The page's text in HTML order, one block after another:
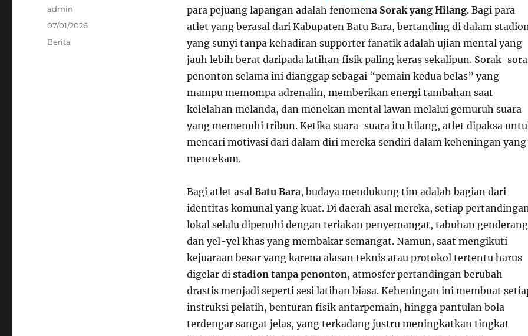
para pejuang lapangan adalah fenomena Sorak yang Hilang. Bagi para
atlet yang berasal dari Kabupaten Batu Bara, bertanding di dalam
yang sunyi tanpa kehadiran supporter fanatik adalah ujian mental yang
jauh lebih berat daripada latihan fisik paling keras sekalipun. Sorak-
penonton selama ini dianggap sebagai “pemain kedua belas” yang
mampu memompa adrenalin, memberikan energi tambahan saat
kelelahan melanda, dan menekan mental lawan melalui gemuruh suara
yang memenuhi tribun. Ketika suara-suara itu hilang, atlet dipaksa
mencari motivasi dari dalam diri mereka sendiri dalam keheningan yang
mencekam.
Bagi atlet asal Batu Bara, budaya mendukung tim adalah bagian dari
identitas komunal yang kuat. Di daerah asal mereka, setiap
lokal selalu dipenuhi dengan teriakan penyemangat, tabuhan
dan yel-yel khas yang membakar semangat. Namun, saat mengikuti
kejuaraan besar yang karena alasan teknis atau protokol tertentu harus
digelar di stadion tanpa penonton, atmosfer pertandingan berubah
drastis menjadi seperti sesi latihan biasa. Keheningan ini membuat
instruksi pelatih, benturan fisik antarpemain, hingga pantulan bola
terdengar sangat jelas, yang terkadang justru meningkatkan tingkat
Author
admin
Posted
07/01/2026
Categories
Berita